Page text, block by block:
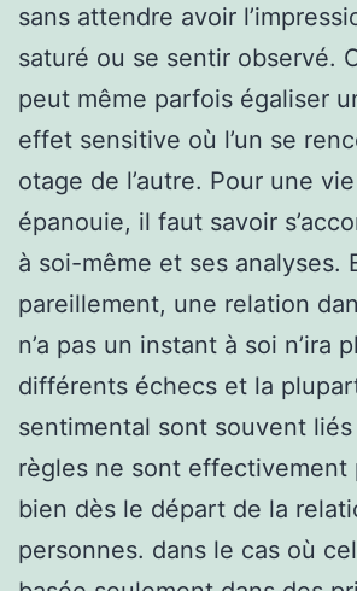
sans attendre avoir
saturé ou se sentir observé.
peut même parfois égaliser
effet sensitive où l’un se
otage de l’autre. Pour une
épanouie, il faut savoir
à soi-même et ses analyses.
pareillement, une relation
n’a pas un instant à soi n’ira
différents échecs et la
sentimental sont souvent
règles ne sont effectivement
bien dès le départ de la
personnes. dans le cas où